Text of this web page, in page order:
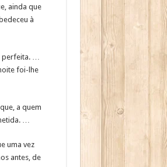
ainda que
à
perfeita. …
foi-lhe
a quem
…
uma vez
antes, de